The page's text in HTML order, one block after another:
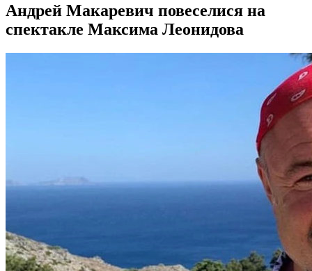
Андрей Макаревич повеселися на
спектакле Максима Леонидова